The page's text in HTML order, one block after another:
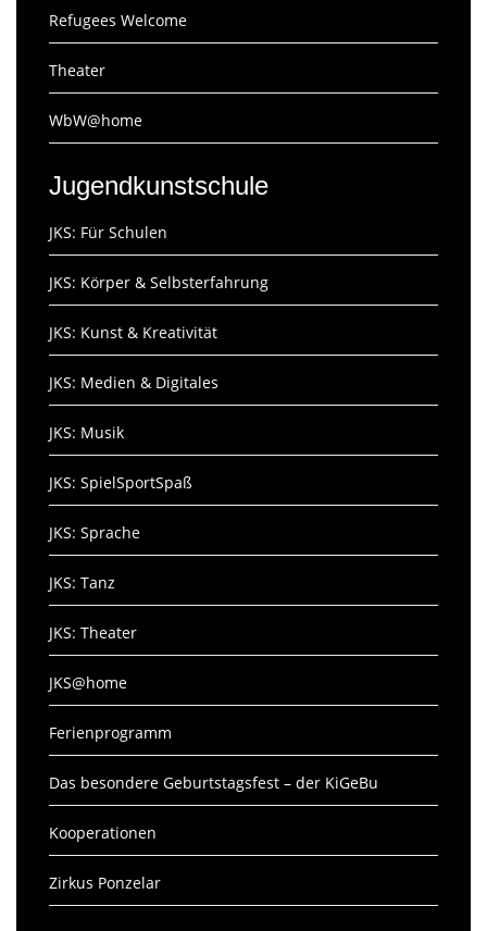
Refugees Welcome
Theater
WbW@home
Jugendkunstschule
JKS: Für Schulen
JKS: Körper & Selbsterfahrung
JKS: Kunst & Kreativität
JKS: Medien & Digitales
JKS: Musik
JKS: SpielSportSpaß
JKS: Sprache
JKS: Tanz
JKS: Theater
JKS@home
Ferienprogramm
Das besondere Geburtstagsfest – der KiGeBu
Kooperationen
Zirkus Ponzelar